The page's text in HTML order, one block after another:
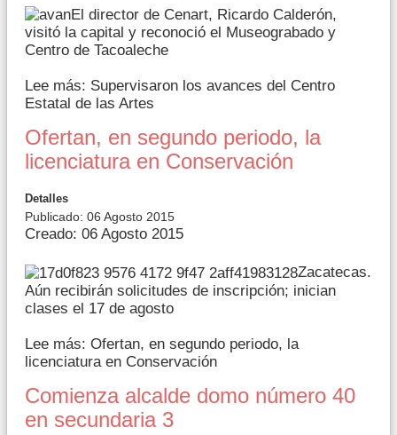
El director de Cenart, Ricardo Calderón,
visitó la capital y reconoció el Museograbado y
Centro de Tacoaleche
Lee más: Supervisaron los avances del Centro
Estatal de las Artes
Ofertan, en segundo periodo, la
licenciatura en Conservación
Detalles
Publicado: 06 Agosto 2015
Creado: 06 Agosto 2015
Zacatecas.
Aún recibirán solicitudes de inscripción; inician
clases el 17 de agosto
Lee más: Ofertan, en segundo periodo, la
licenciatura en Conservación
Comienza alcalde domo número 40
en secundaria 3